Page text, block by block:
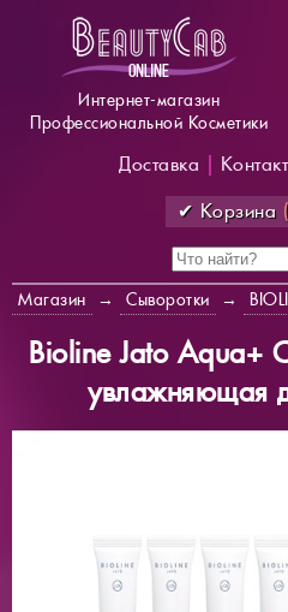
Интернет-магазин
Профессиональной Косметики
Доставка
✔ Корзина
Магазин → Сыворотки →
Bioline Jato Aqua+
увлажняющая